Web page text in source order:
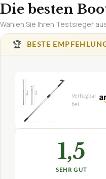
Die besten
Wählen Sie Ihren Testsieger
🏆 BESTE
1,5
SEHR GUT